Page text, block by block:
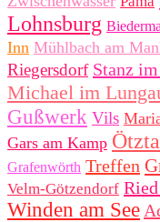
Lohnsburg
Inn Mühlbach am
Riegersdorf Stanz
Michael im
Gußwerk Vils
Gars am Kamp
Grafenwörth Treffen
Velm-Götzendorf
Winden am See